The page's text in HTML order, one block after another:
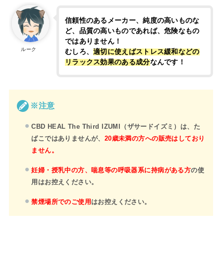
ルーク
信頼性のあるメーカー、純度の高いものな
ど、品質の高いものであれば、危険なもの
ではありません！
むしろ、適切に使えばストレス緩和などの
リラックス効果のある成分なんです！
※注意
CBD HEAL The Third IZUMI（ザサードイズミ）は、た
ばこではありませんが、 20歳未満の方への販売はしており
ません。
妊婦・授乳中の方、喘息等の呼吸器系に持病がある方の使
用はお控えください。
禁煙場所でのご使用 はお控えください。